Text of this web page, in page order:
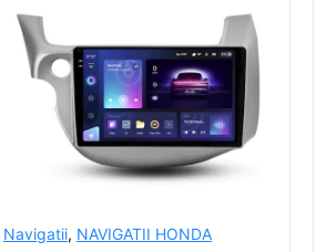
Navigatii, NAVIGATII HONDA